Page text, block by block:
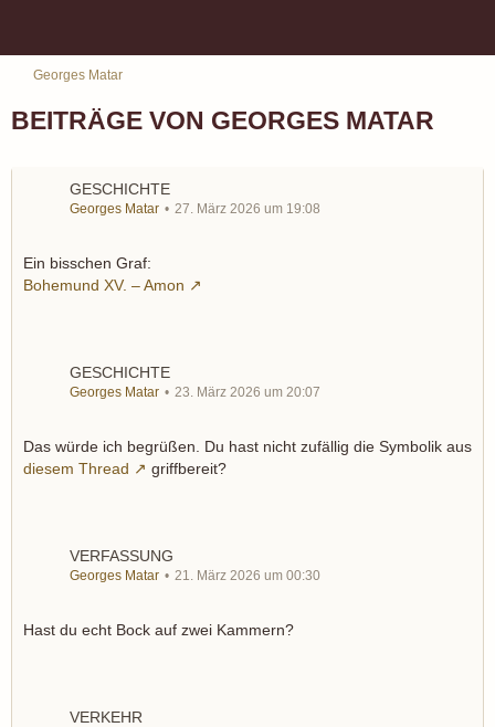
Georges Matar
BEITRÄGE VON GEORGES MATAR
GESCHICHTE
Georges Matar 27. März 2026 um 19:08
Ein bisschen Graf:
Bohemund XV. – Amon
GESCHICHTE
Georges Matar 23. März 2026 um 20:07
Das würde ich begrüßen. Du hast nicht zufällig die Symbolik aus
diesem Thread
griffbereit?
VERFASSUNG
Georges Matar 21. März 2026 um 00:30
Hast du echt Bock auf zwei Kammern?
VERKEHR